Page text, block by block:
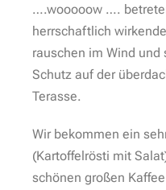
….wooooow ….
herrschaftlich
rauschen im Wind
Schutz auf der
Terasse.
Wir bekommen ein
(Kartoffelrösti mit
schönen großen